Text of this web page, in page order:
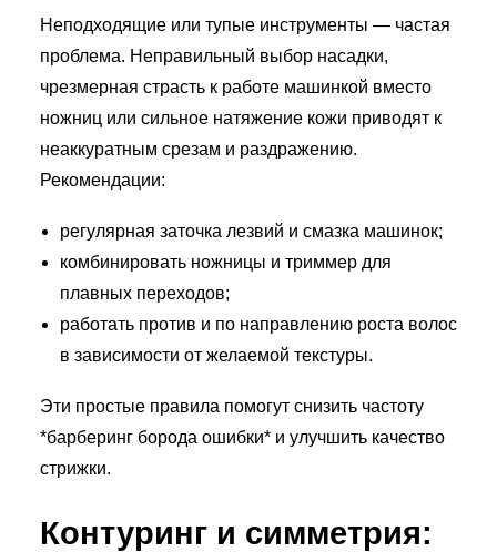
Неподходящие или тупые инструменты — частая
проблема. Неправильный выбор насадки,
чрезмерная страсть к работе машинкой вместо
ножниц или сильное натяжение кожи приводят к
неаккуратным срезам и раздражению.
Рекомендации:
регулярная заточка лезвий и смазка машинок;
комбинировать ножницы и триммер для
плавных переходов;
работать против и по направлению роста волос
в зависимости от желаемой текстуры.
Эти простые правила помогут снизить частоту
*барберинг борода ошибки* и улучшить качество
стрижки.
Контуринг и симметрия: